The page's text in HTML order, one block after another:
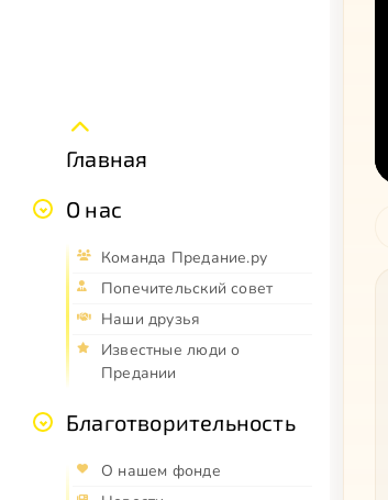
Главная
О нас
Команда Предание.ру
Попечительский совет
Наши друзья
Известные люди о
Предании
Благотворительность
О нашем фонде